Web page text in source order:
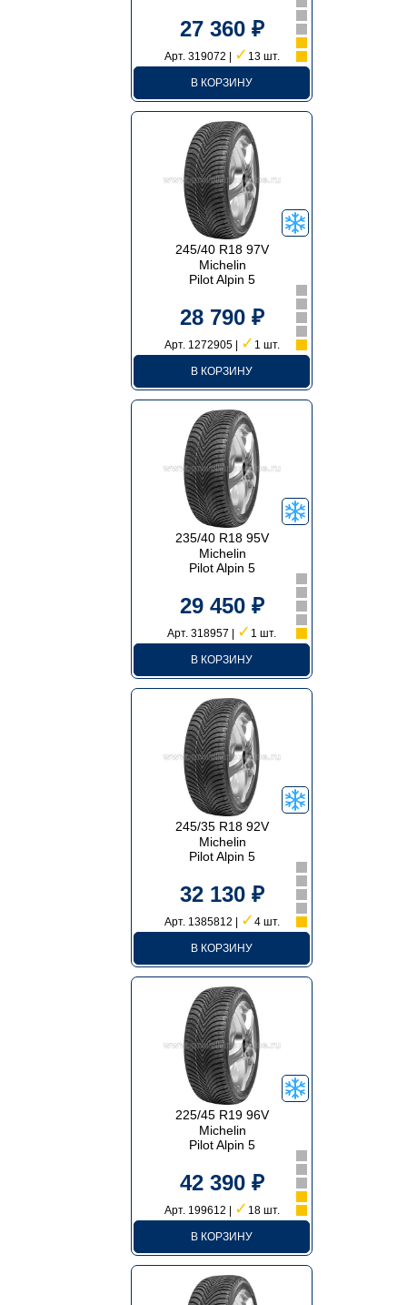
27 360 ₽
Арт. 319072 | ✓ 13 шт.
В КОРЗИНУ
245/40 R18 97V
Michelin
Pilot Alpin 5
28 790 ₽
Арт. 1272905 | ✓ 1 шт.
В КОРЗИНУ
235/40 R18 95V
Michelin
Pilot Alpin 5
29 450 ₽
Арт. 318957 | ✓ 1 шт.
В КОРЗИНУ
245/35 R18 92V
Michelin
Pilot Alpin 5
32 130 ₽
Арт. 1385812 | ✓ 4 шт.
В КОРЗИНУ
225/45 R19 96V
Michelin
Pilot Alpin 5
42 390 ₽
Арт. 199612 | ✓ 18 шт.
В КОРЗИНУ